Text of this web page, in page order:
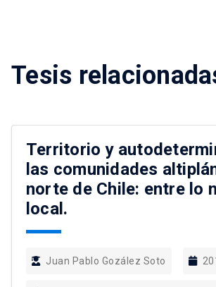
Tesis
Territorio y
las comunidades
norte de Chile: entre lo
local.
Juan Pablo Gozález Soto